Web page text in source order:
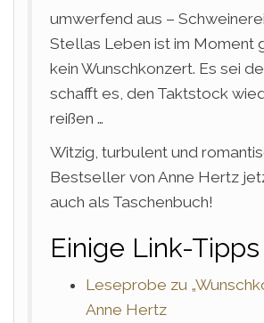
umwerfend aus –
Stellas Leben ist im Moment
kein Wunschkonzert. Es sei
schafft es, den Taktstock
reißen …
Witzig, turbulent und
Bestseller von Anne Hertz
auch als Taschenbuch!
Einige Link-Tipps
Leseprobe zu
Anne Hertz